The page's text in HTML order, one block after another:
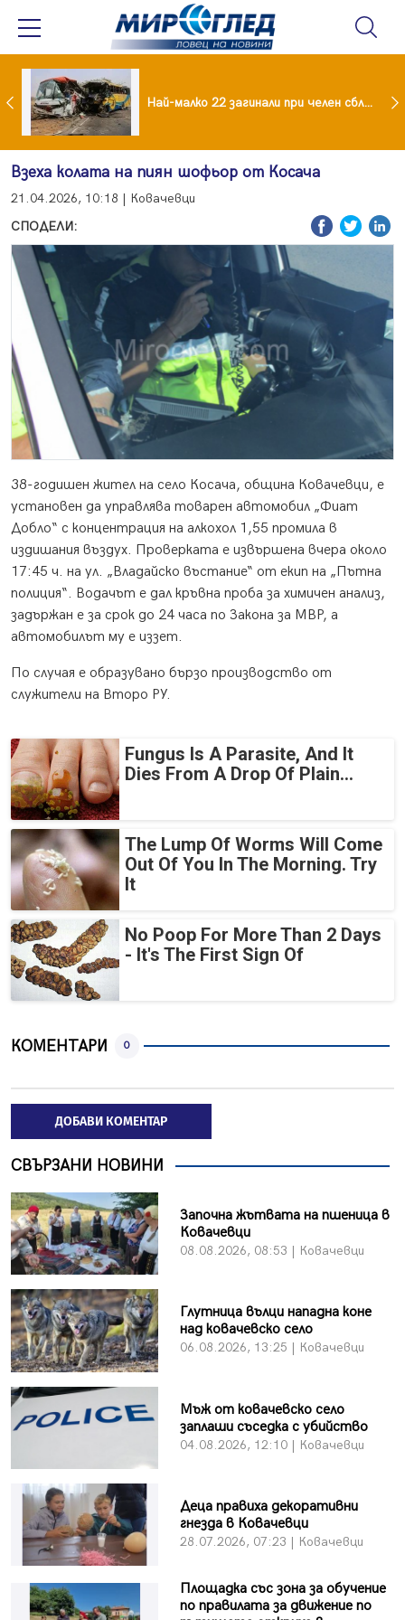
споразумение със САЩ , но без компромиси Най-малко 22 загинали при челен сблъсък между два автобуса
Взеха колата на пиян шофьор от Косача
21.04.2026, 10:18 | Ковачевци
СПОДЕЛИ:
38-годишен жител на село Косача, община Ковачевци, е
установен да управлява товарен автомобил „Фиат
Добло“ с концентрация на алкохол 1,55 промила в
издишания въздух. Проверката е извършена вчера около
17:45 ч. на ул. „Владайско въстание“ от екип на „Пътна
полиция“. Водачът е дал кръвна проба за химичен анализ,
задържан е за срок до 24 часа по Закона за МВР, а
автомобилът му е иззет.
По случая е образувано бързо производство от
служители на Второ РУ.
Fungus Is A Parasite, And It
Dies From A Drop Of Plain...
The Lump Of Worms Will Come
Out Of You In The Morning. Try
It
No Poop For More Than 2 Days
- It's The First Sign Of
КОМЕНТАРИ 0
ДОБАВИ КОМЕНТАР
СВЪРЗАНИ НОВИНИ
Започна жътвата на пшеница в
Ковачевци
08.08.2026, 08:53 | Ковачевци
Глутница вълци нападна коне
над ковачевско село
06.08.2026, 13:25 | Ковачевци
Мъж от ковачевско село
заплаши съседка с убийство
04.08.2026, 12:10 | Ковачевци
Деца правиха декоративни
гнезда в Ковачевци
28.07.2026, 07:23 | Ковачевци
Площадка със зона за обучение
по правилата за движение по